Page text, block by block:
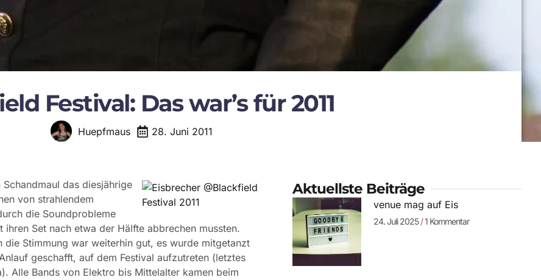
Festival: Das war’s für 2011
Huepfmaus 28. Juni 2011
das diesjährige
von strahlendem
die Soundprobleme
Set nach etwa der Hälfte abbrechen mussten.
Stimmung war weiterhin gut, es wurde mitgetanzt
geschafft, auf dem Festival aufzutreten (letztes
Alle Bands von Elektro bis Mittelalter kamen beim
Aktuellste Beiträge
venue mag auf Eis
24. Juli 2025 1 Kommentar